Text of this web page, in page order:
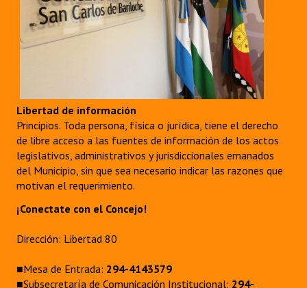
Libertad de información
Principios. Toda persona, física o jurídica, tiene el derecho
de libre acceso a las fuentes de información de los actos
legislativos, administrativos y jurisdiccionales emanados
del Municipio, sin que sea necesario indicar las razones que
motivan el requerimiento.
¡Conectate con el Concejo!
Dirección: Libertad 80
■Mesa de Entrada: 294-4143579
■Subsecretaría de Comunicación Institucional: 294-